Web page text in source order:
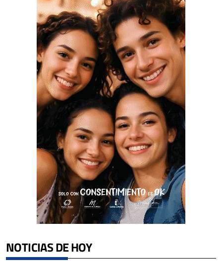
NOTICIAS DE HOY